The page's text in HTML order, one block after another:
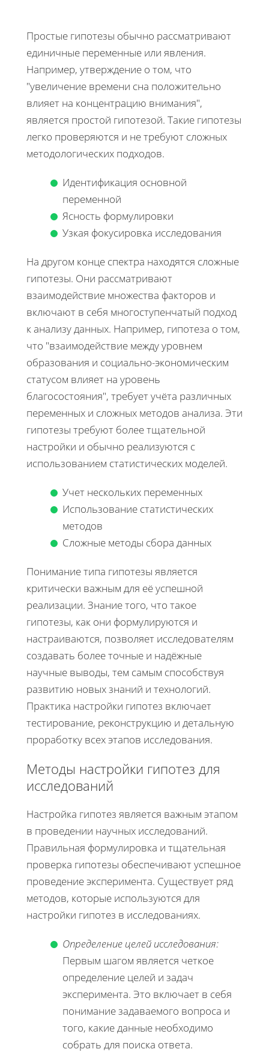
Простые гипотезы обычно рассматривают
единичные переменные или явления.
Например, утверждение о том, что
"увеличение времени сна положительно
влияет на концентрацию внимания",
является простой гипотезой. Такие гипотезы
легко проверяются и не требуют сложных
методологических подходов.
Идентификация основной
переменной
Ясность формулировки
Узкая фокусировка исследования
На другом конце спектра находятся сложные
гипотезы. Они рассматривают
взаимодействие множества факторов и
включают в себя многоступенчатый подход
к анализу данных. Например, гипотеза о том,
что "взаимодействие между уровнем
образования и социально-экономическим
статусом влияет на уровень
благосостояния", требует учёта различных
переменных и сложных методов анализа. Эти
гипотезы требуют более тщательной
настройки и обычно реализуются с
использованием статистических моделей.
Учет нескольких переменных
Использование статистических
методов
Сложные методы сбора данных
Понимание типа гипотезы является
критически важным для её успешной
реализации. Знание того, что такое
гипотезы, как они формулируются и
настраиваются, позволяет исследователям
создавать более точные и надёжные
научные выводы, тем самым способствуя
развитию новых знаний и технологий.
Практика настройки гипотез включает
тестирование, реконструкцию и детальную
проработку всех этапов исследования.
Методы настройки гипотез для
исследований
Настройка гипотез является важным этапом
в проведении научных исследований.
Правильная формулировка и тщательная
проверка гипотезы обеспечивают успешное
проведение эксперимента. Существует ряд
методов, которые используются для
настройки гипотез в исследованиях.
Определение целей исследования:
Первым шагом является четкое
определение целей и задач
эксперимента. Это включает в себя
понимание задаваемого вопроса и
того, какие данные необходимо
собрать для поиска ответа.